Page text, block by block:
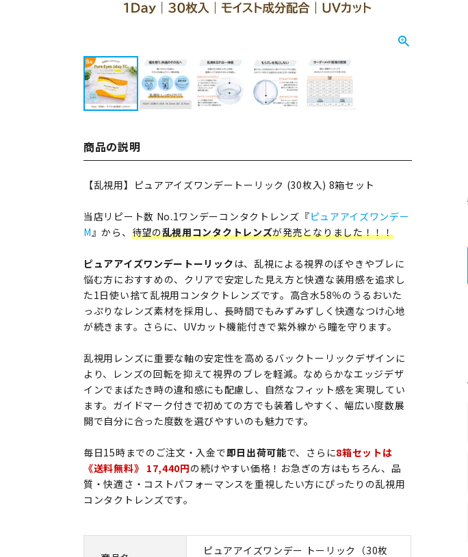
商品の説明
【乱視用】ピュアアイズワンデートーリック (30枚入) 8箱セット
当店リピート数 No.1ワンデーコンタクトレンズ『ピュアアイズワンデー
M』から、 待望の乱視用コンタクトレンズが発売となりました！！！
ピュアアイズワンデートーリック は、乱視による視界のぼやきやブレに
悩む方におすすめの、クリアで安定した見え方と快適な装用感を追求し
た1日使い捨て乱視用コンタクトレンズです。高含水58％のうるおいた
っぷりなレンズ素材を採用し、長時間でもみずみずしく快適なつけ心地
が続きます。さらに、UVカット機能付きで紫外線から瞳を守ります。
乱視用レンズに重要な軸の安定性を高めるバックトーリックデザインに
より、レンズの回転を抑えて視界のブレを軽減。なめらかなエッジデザ
インでまばたき時の違和感にも配慮し、自然なフィット感を実現してい
ます。ガイドマーク付きで初めての方でも装着しやすく、幅広い度数展
開で自分に合った度数を選びやすいのも魅力です。
毎日15時までのご注文・入金で即日出荷可能で、さらに8箱セットは
《送料無料》 17,440円の続けやすい価格！お急ぎの方はもちろん、品
質・快適さ・コストパフォーマンスを重視したい方にぴったりの乱視用
コンタクトレンズです。
ピュアアイズワンデー トーリック（30枚